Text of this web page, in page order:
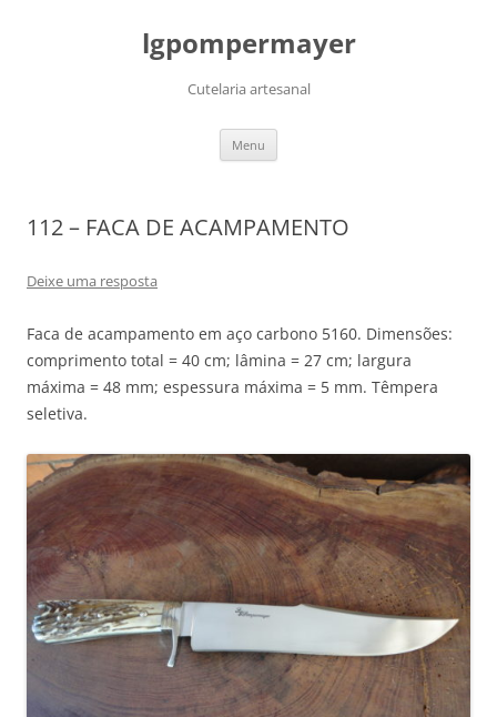
lgpompermayer
Cutelaria artesanal
Menu
112 – FACA DE ACAMPAMENTO
Deixe uma resposta
Faca de acampamento em aço carbono 5160. Dimensões:
comprimento total = 40 cm; lâmina = 27 cm; largura
máxima = 48 mm; espessura máxima = 5 mm. Têmpera
seletiva.